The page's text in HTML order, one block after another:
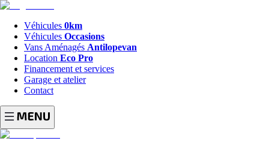
Véhicules 0km
Véhicules Occasions
Vans Aménagés Antilopevan
Location Eco Pro
Financement et services
Garage et atelier
Contact